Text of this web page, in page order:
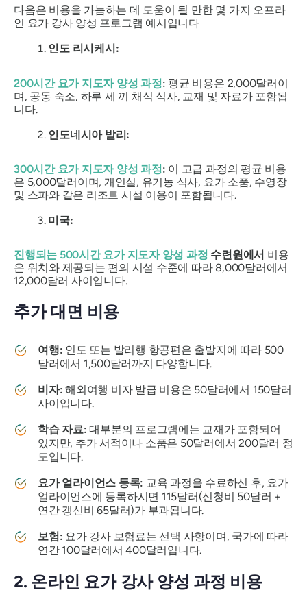
다음은 비용을 가늠하는 데 도움이 될 만한 몇 가지 오프라
인 요가 강사 양성 프로그램 예시입니다
인도 리시케시:
200시간 요가 지도자 양성 과정: 평균 비용은 2,000달러이
며, 공동 숙소, 하루 세 끼 채식 식사, 교재 및 자료가 포함됩
니다.
인도네시아 발리:
300시간 요가 지도자 양성 과정: 이 고급 과정의 평균 비용
은 5,000달러이며, 개인실, 유기농 식사, 요가 소품, 수영장
및 스파와 같은 리조트 시설 이용이 포함됩니다.
미국:
진행되는 500시간 요가 지도자 양성 과정 수련원에서 비용
은 위치와 제공되는 편의 시설 수준에 따라 8,000달러에서
12,000달러 사이입니다.
추가 대면 비용
여행: 인도 또는 발리행 항공편은 출발지에 따라 500
달러에서 1,500달러까지 다양합니다.
비자: 해외여행 비자 발급 비용은 50달러에서 150달러
사이입니다.
학습 자료: 대부분의 프로그램에는 교재가 포함되어
있지만, 추가 서적이나 소품은 50달러에서 200달러 정
도입니다.
요가 얼라이언스 등록: 교육 과정을 수료하신 후, 요가
얼라이언스에 등록하시면 115달러(신청비 50달러 +
연간 갱신비 65달러)가 부과됩니다.
보험: 요가 강사 보험료는 선택 사항이며, 국가에 따라
연간 100달러에서 400달러입니다.
2. 온라인 요가 강사 양성 과정 비용